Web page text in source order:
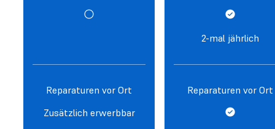
Reparaturen vor Ort
Zusätzlich erwerbbar
2-mal jährlich
Reparaturen vor Ort